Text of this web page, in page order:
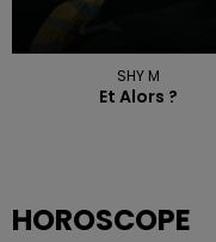
SHY M
Et Alors ?
HOROSCOPE